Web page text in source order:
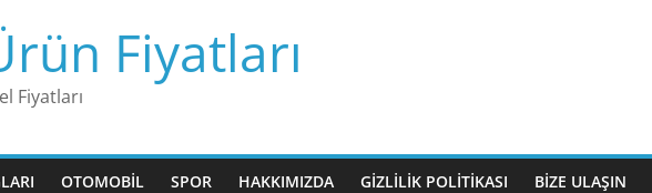
Fiyatları
Fiyatları
OTOMOBIL SPOR HAKKIMIZDA GIZLILIK POLITIKASI BIZE ULAŞIN